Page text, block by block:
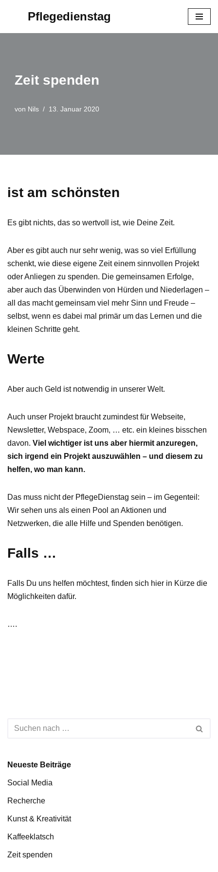
Pflegedienstag
Zeit spenden
von Nils 13. Januar 2020
ist am schönsten
Es gibt nichts, das so wertvoll ist, wie Deine Zeit.
Aber es gibt auch nur sehr wenig, was so viel Erfüllung
schenkt, wie diese eigene Zeit einem sinnvollen Projekt
oder Anliegen zu spenden. Die gemeinsamen Erfolge,
aber auch das Überwinden von Hürden und Niederlagen –
all das macht gemeinsam viel mehr Sinn und Freude –
selbst, wenn es dabei mal primär um das Lernen und die
kleinen Schritte geht.
Werte
Aber auch Geld ist notwendig in unserer Welt.
Auch unser Projekt braucht zumindest für Webseite,
Newsletter, Webspace, Zoom, … etc. ein kleines bisschen
davon. Viel wichtiger ist uns aber hiermit anzuregen,
sich irgend ein Projekt auszuwählen – und diesem zu
helfen, wo man kann.
Das muss nicht der PflegeDienstag sein – im Gegenteil:
Wir sehen uns als einen Pool an Aktionen und
Netzwerken, die alle Hilfe und Spenden benötigen.
Falls …
Falls Du uns helfen möchtest, finden sich hier in Kürze die
Möglichkeiten dafür.
….
Neueste Beiträge
Social Media
Recherche
Kunst & Kreativität
Kaffeeklatsch
Zeit spenden